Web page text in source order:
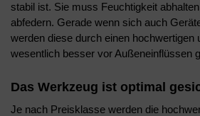
stabil ist. Sie muss Feuchtigkeit
abfedern. Gerade wenn sich auch
werden diese durch einen hochwertigen
wesentlich besser vor Außeneinflüssen
Das Werkzeug ist optimal
Je nach Preisklasse werden die